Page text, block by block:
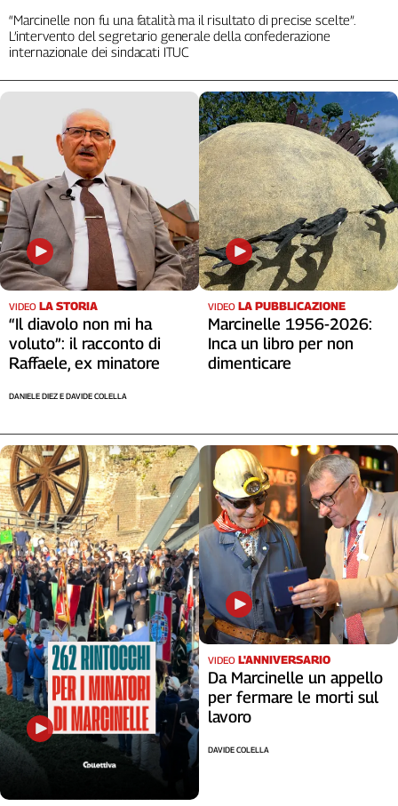
“Marcinelle non fu una fatalità ma il risultato di precise scelte”.
L’intervento del segretario generale della confederazione
internazionale dei sindacati ITUC
VIDEO LA STORIA
“Il diavolo non mi ha
voluto”: il racconto di
Raffaele, ex minatore
DANIELE DIEZ E DAVIDE COLELLA
VIDEO LA PUBBLICAZIONE
Marcinelle 1956-2026:
Inca un libro per non
dimenticare
VIDEO L'ANNIVERSARIO
Da Marcinelle un appello
per fermare le morti sul
lavoro
DAVIDE COLELLA